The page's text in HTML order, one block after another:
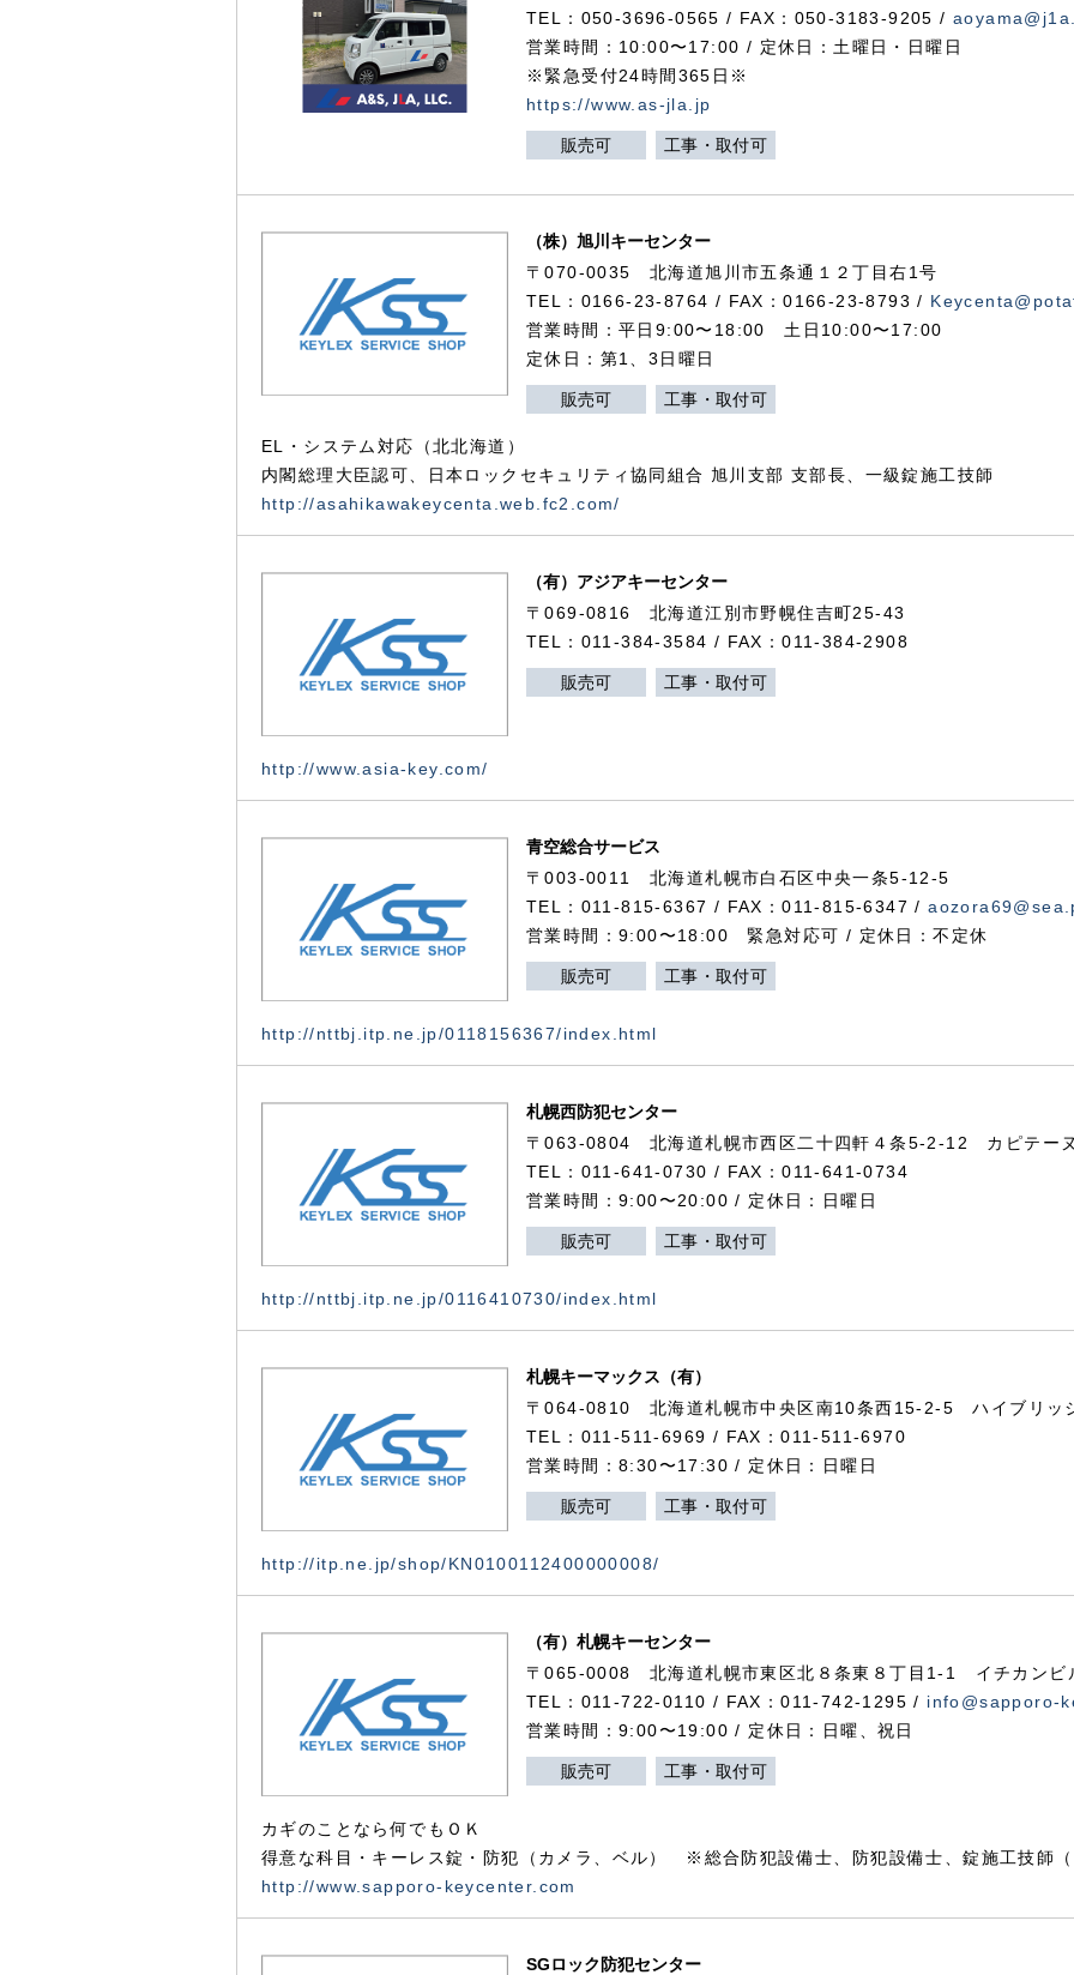
TEL：050-3696-0565 / FAX：050-3183-9205 /
営業時間：10:00〜17:00 / 定休日：土曜日・日曜日
※緊急受付24時間365日※
https://www.as-jla.jp
販売可 工事・取付可
（株）旭川キーセンター
〒070-0035 北海道旭川市五条通１２丁目右1号
TEL：0166-23-8764 / FAX：0166-23-8793 /
営業時間：平日9:00〜18:00 土日10:00〜17:00
定休日：第1、3日曜日
販売可 工事・取付可
EL・システム対応（北北海道）
内閣総理大臣認可、日本ロックセキュリティ協同組合 旭川支部 支部長、一級錠施工技師
http://asahikawakeycenta.web.fc2.com/
（有）アジアキーセンター
〒069-0816 北海道江別市野幌住吉町25-43
TEL：011-384-3584 / FAX：011-384-2908
販売可 工事・取付可
http://www.asia-key.com/
青空総合サービス
〒003-0011 北海道札幌市白石区中央一条5-12-5
TEL：011-815-6367 / FAX：011-815-6347 /
営業時間：9:00〜18:00 緊急対応可 / 定休日：不定休
販売可 工事・取付可
http://nttbj.itp.ne.jp/0118156367/index.html
札幌西防犯センター
〒063-0804 北海道札幌市西区二十四軒４条5-2-12 カピテー
TEL：011-641-0730 / FAX：011-641-0734
営業時間：9:00〜20:00 / 定休日：日曜日
販売可 工事・取付可
http://nttbj.itp.ne.jp/0116410730/index.html
札幌キーマックス（有）
〒064-0810 北海道札幌市中央区南10条西15-2-5 ハイブリッ
TEL：011-511-6969 / FAX：011-511-6970
営業時間：8:30〜17:30 / 定休日：日曜日
販売可 工事・取付可
http://itp.ne.jp/shop/KN0100112400000008/
（有）札幌キーセンター
〒065-0008 北海道札幌市東区北８条東８丁目1-1 イチカンビ
TEL：011-722-0110 / FAX：011-742-1295 / info@sapporo-
営業時間：9:00〜19:00 / 定休日：日曜、祝日
販売可 工事・取付可
カギのことなら何でもＯＫ
得意な科目・キーレス錠・防犯（カメラ、ベル） ※総合防犯設備士、防犯設備士、錠施工技師
http://www.sapporo-keycenter.com
SGロック防犯センター